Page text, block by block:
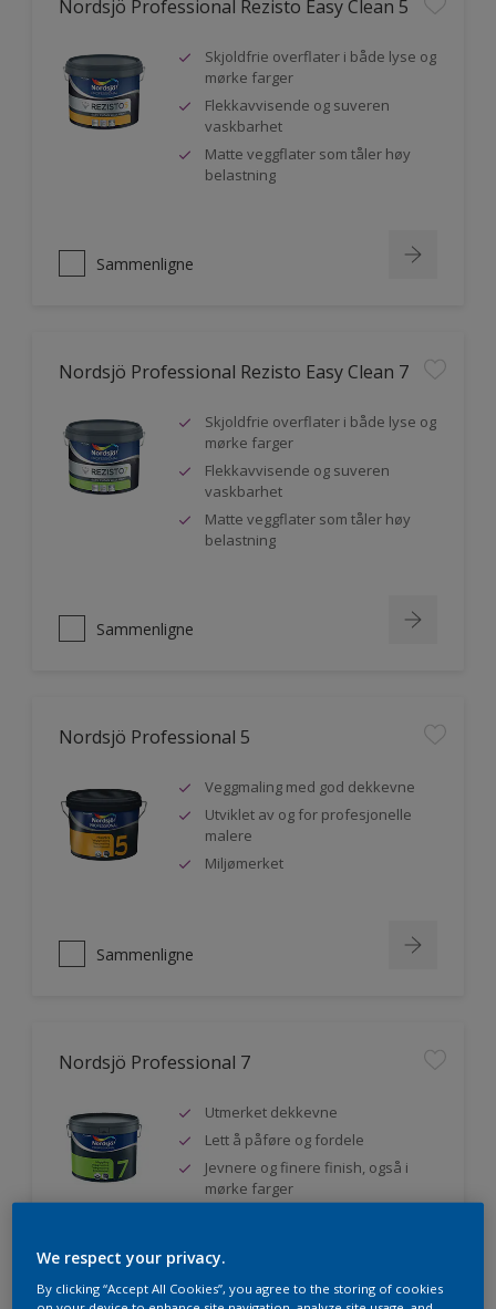
Nordsjö Professional Rezisto Easy Clean 5
Skjoldfrie overflater i både lyse og
mørke farger
Flekkavvisende og suveren
vaskbarhet
Matte veggflater som tåler høy
belastning
Sammenligne
Nordsjö Professional Rezisto Easy Clean 7
Skjoldfrie overflater i både lyse og
mørke farger
Flekkavvisende og suveren
vaskbarhet
Matte veggflater som tåler høy
belastning
Sammenligne
Nordsjö Professional 5
Veggmaling med god dekkevne
Utviklet av og for profesjonelle
malere
Miljømerket
Sammenligne
Nordsjö Professional 7
Utmerket dekkevne
Lett å påføre og fordele
Jevnere og finere finish, også i
mørke farger
We respect your privacy.
By clicking “Accept All Cookies”, you agree to the storing of cookies